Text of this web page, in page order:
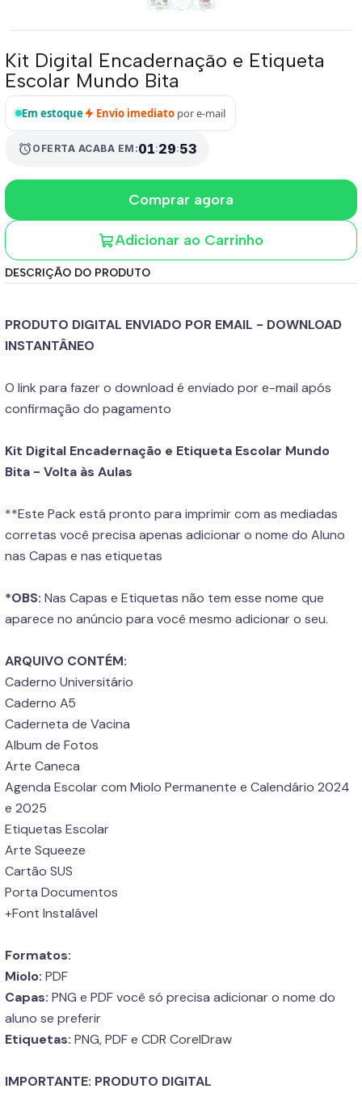
Kit Digital Encadernação e Etiqueta
Escolar Mundo Bita
Em estoque Envio imediato por e-mail
alarmOFERTA ACABA EM:01:29:53
Adicionar ao Carrinho
Comprar agora
DESCRIÇÃO DO PRODUTO
PRODUTO DIGITAL ENVIADO POR EMAIL - DOWNLOAD
INSTANTÂNEO
O link para fazer o download é enviado por e-mail após
confirmação do pagamento
Kit Digital Encadernação e Etiqueta Escolar Mundo
Bita - Volta às Aulas
**Este Pack está pronto para imprimir com as mediadas
corretas você precisa apenas adicionar o nome do Aluno
nas Capas e nas etiquetas
*OBS: Nas Capas e Etiquetas não tem esse nome que
aparece no anúncio para você mesmo adicionar o seu.
ARQUIVO CONTÉM:
Caderno Universitário
Caderno A5
Caderneta de Vacina
Album de Fotos
Arte Caneca
Agenda Escolar com Miolo Permanente e Calendário 2024
e 2025
Etiquetas Escolar
Arte Squeeze
Cartão SUS
Porta Documentos
+Font Instalável
Formatos:
Miolo: PDF
Capas: PNG e PDF você só precisa adicionar o nome do
aluno se preferir
Etiquetas: PNG, PDF e CDR CorelDraw
IMPORTANTE: PRODUTO DIGITAL